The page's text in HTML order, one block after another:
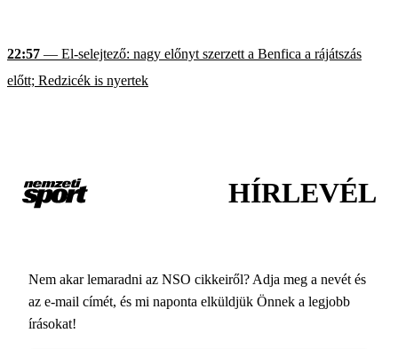
22:57 — El-selejtező: nagy előnyt szerzett a Benfica a rájátszás
előtt; Redzicék is nyertek
HÍRLEVÉL
Nem akar lemaradni az NSO cikkeiről? Adja meg a nevét és
az e-mail címét, és mi naponta elküldjük Önnek a legjobb
írásokat!